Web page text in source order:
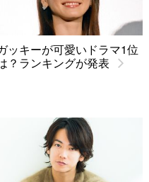
ッキーが可愛いドラマ1位
？ランキングが発表